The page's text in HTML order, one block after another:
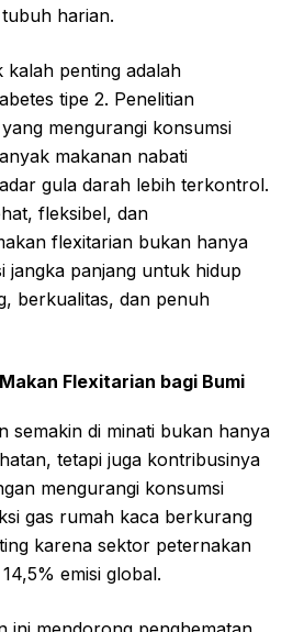
harian.
kalah penting adalah
tipe 2. Penelitian
mengurangi konsumsi
makanan nabati
gula darah lebih terkontrol.
fleksibel, dan
flexitarian bukan hanya
jangka panjang untuk hidup
berkualitas, dan penuh
Flexitarian bagi Bumi
semakin di minati bukan hanya
tetapi juga kontribusinya
mengurangi konsumsi
gas rumah kaca berkurang
karena sektor peternakan
emisi global.